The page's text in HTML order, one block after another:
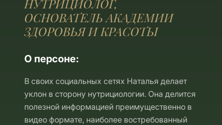
НУТРИЦИОЛОГ,
ОСНОВАТЕЛЬ АКАДЕМИИ
ЗДОРОВЬЯ И КРАСОТЫ
О персоне:
В своих социальных сетях Наталья делает
уклон в сторону нутрициологии. Она делится
полезной информацией преимущественно в
видео формате, наиболее востребованный